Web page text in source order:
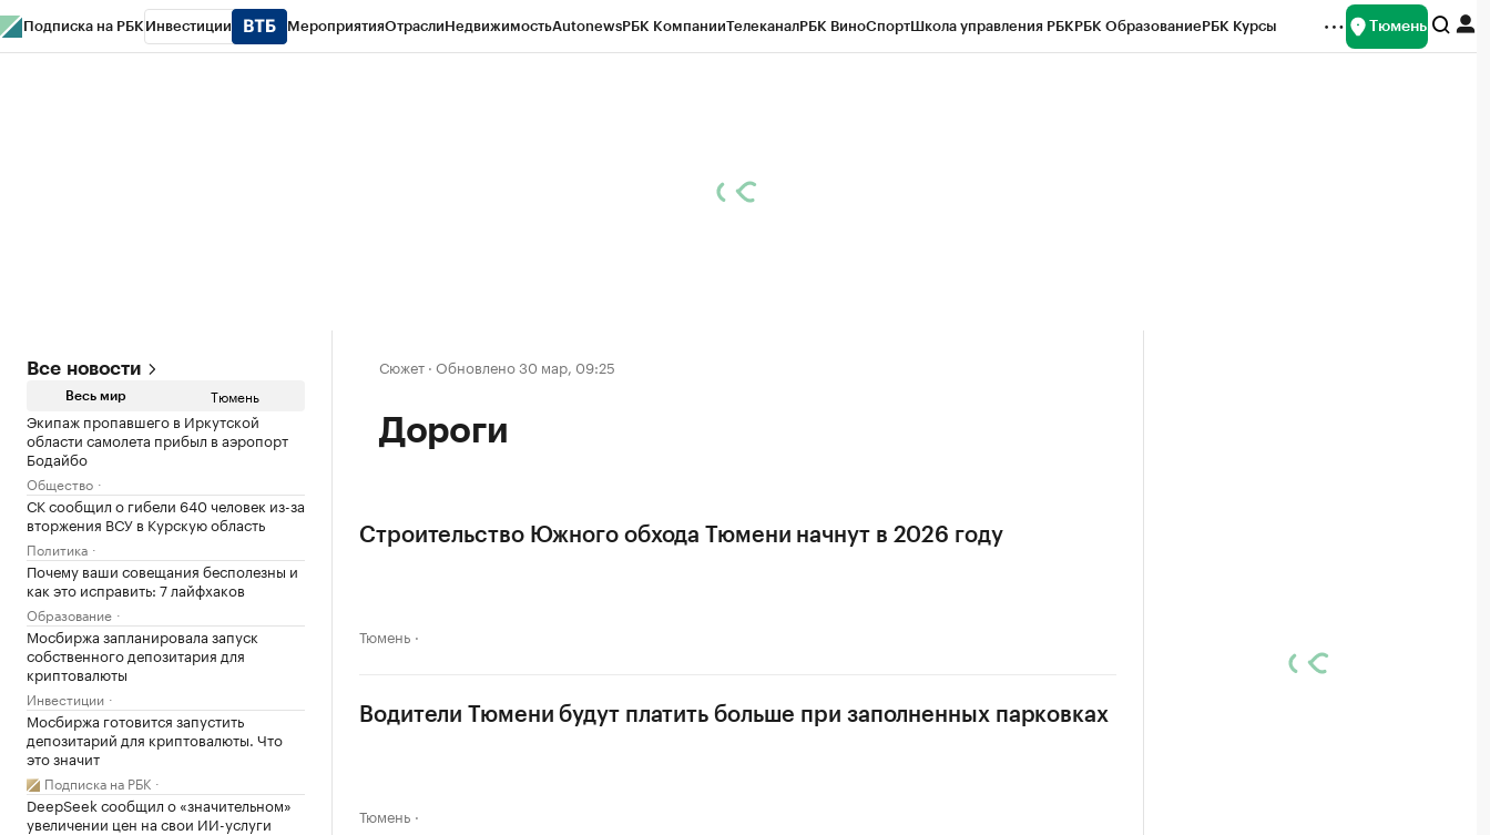
Подписка на РБК Инвестиции МероприятияОтраслиНедвижимостьAutonewsРБК КомпанииТелеканалРБК ВиноСпортШкола управления РБКРБК ОбразованиеРБК Курсы Тюмень
Все новости
Весь мир Тюмень
Экипаж пропавшего в Иркутской
области самолета прибыл в аэропорт
Бодайбо
Общество
СК сообщил о гибели 640 человек из-за
вторжения ВСУ в Курскую область
Политика
Почему ваши совещания бесполезны и
как это исправить: 7 лайфхаков
Образование
Мосбиржа запланировала запуск
собственного депозитария для
криптовалюты
Инвестиции
Мосбиржа готовится запустить
депозитарий для криптовалюты. Что
это значит
Подписка на РБК
DeepSeek сообщил о «значительном»
увеличении цен на свои ИИ-услуги
Сюжет · Обновлено 30 мар, 09:25
Дороги
Строительство Южного обхода Тюмени начнут в 2026 году
Тюмень
Водители Тюмени будут платить больше при заполненных парковках
Тюмень